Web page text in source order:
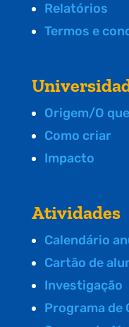
Relatórios
Termos e
Origem/O
Como criar
Impacto
Atividades
Calendário
Cartão de
Investigação
Programa de